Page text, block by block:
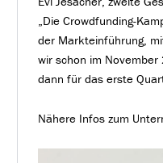
„Die Crowdfunding-
der Markteinführung,
wir schon im
dann für das erste
Nähere Infos zum